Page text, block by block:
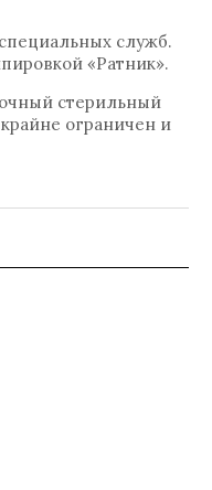
служб.
«Ратник».
стерильный
ограничен и